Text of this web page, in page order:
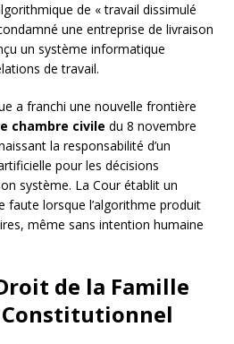
de « travail dissimulé
une entreprise de livraison
un système informatique
de travail.
a franchi une nouvelle frontière
chambre civile du 8 novembre
la responsabilité d’un
pour les décisions
système. La Cour établit un
faute lorsque l’algorithme produit
même sans intention humaine
de la Famille
Constitutionnel